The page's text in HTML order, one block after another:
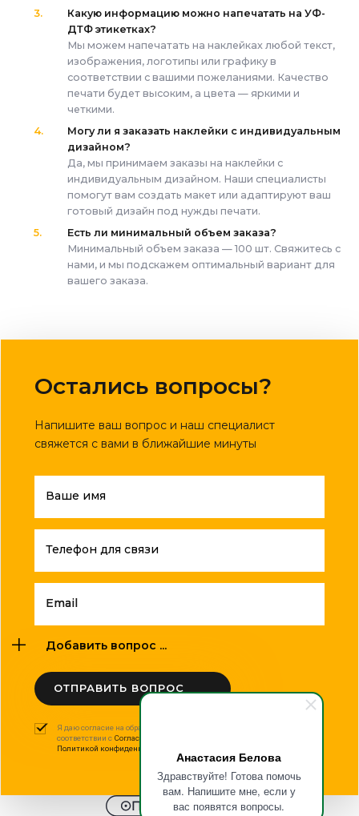
Анастасия Белова
Здравствуйте! Готова помочь
вам. Напишите мне, если у
вас появятся вопросы.
Какую информацию можно напечатать на УФ-
ДТФ этикетках?
Мы можем напечатать на наклейках любой текст,
изображения, логотипы или графику в
соответствии с вашими пожеланиями. Качество
печати будет высоким, а цвета — яркими и
четкими.
Могу ли я заказать наклейки с индивидуальным
дизайном?
Да, мы принимаем заказы на наклейки с
индивидуальным дизайном. Наши специалисты
помогут вам создать макет или адаптируют ваш
готовый дизайн под нужды печати.
Есть ли минимальный объем заказа?
Минимальный объем заказа — 100 шт. Свяжитесь с
нами, и мы подскажем оптимальный вариант для
вашего заказа.
Остались вопросы?
Напишите ваш вопрос и наш специалист
свяжется с вами в ближайшие минуты
Ваше имя
Телефон для связи
Email
Добавить вопрос ...
ОТПРАВИТЬ ВОПРОС
Я даю согласие на обработку моих персональных данных в
соответствии с Согласием на обработку персональных данных
Политикой конфиденциальности